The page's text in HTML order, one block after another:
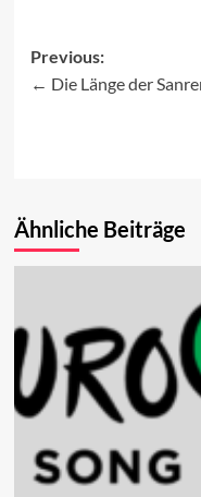
Post
Previous:
Die Länge der
Ähnliche Beiträge